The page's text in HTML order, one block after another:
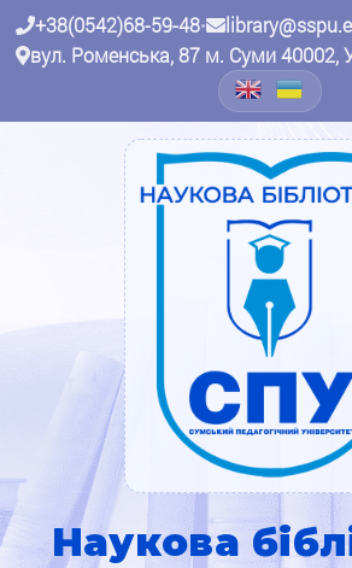
+38(0542)68-59-48•
вул. Роменська, 87 м. Суми 40002,
Наукова